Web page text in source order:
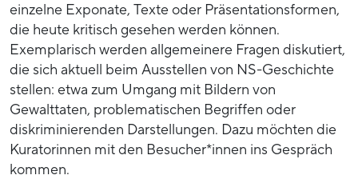
einzelne Exponate, Texte oder Präsentationsformen,
die heute kritisch gesehen werden können.
Exemplarisch werden allgemeinere Fragen diskutiert,
die sich aktuell beim Ausstellen von NS-Geschichte
stellen: etwa zum Umgang mit Bildern von
Gewalttaten, problematischen Begriffen oder
diskriminierenden Darstellungen. Dazu möchten die
Kuratorinnen mit den Besucher*innen ins Gespräch
kommen.